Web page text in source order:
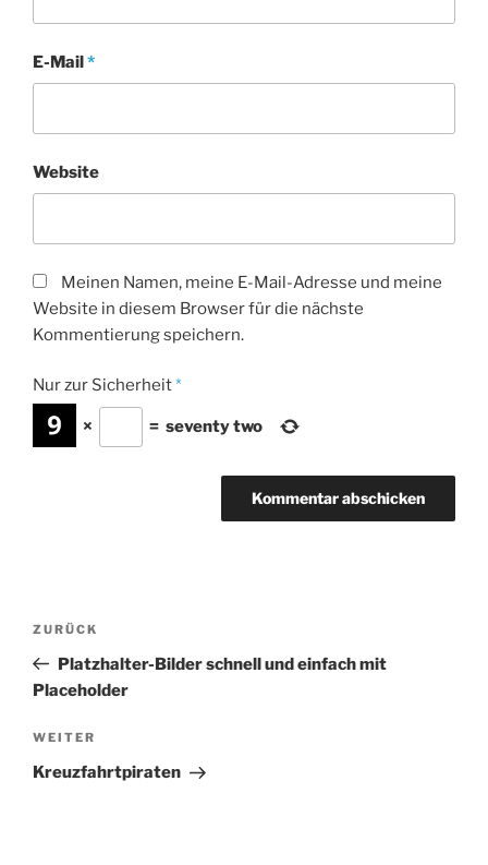
E-Mail*
Website
Meinen Namen, meine E-Mail-Adresse und meine
Website in diesem Browser für die nächste
Kommentierung speichern.
Nur zur Sicherheit*
× = seventy two
Beitrags-
Vorheriger
Beitrag
ZURÜCK
Platzhalter-Bilder schnell und einfach mit
Placeholder
Nächster
Beitrag
WEITER
Kreuzfahrtpiraten